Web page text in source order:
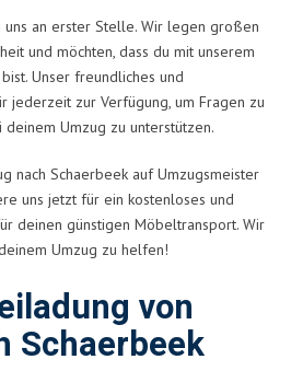
uns an erster Stelle. Wir legen großen
und möchten, dass du mit unserem
Unser freundliches und
jederzeit zur Verfügung, um Fragen zu
Umzug zu unterstützen.
nach Schaerbeek auf Umzugsmeister
uns jetzt für ein kostenloses und
deinen günstigen Möbeltransport. Wir
Umzug zu helfen!
von
Schaerbeek